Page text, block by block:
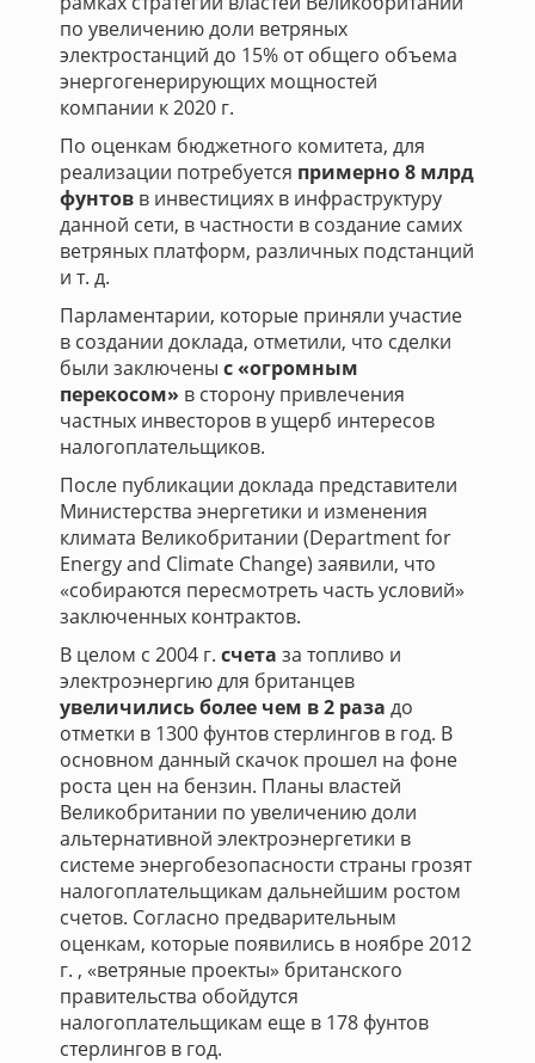
по увеличению доли ветряных
электростанций до 15% от общего объема
энергогенерирующих мощностей
компании к 2020 г.
По оценкам бюджетного комитета, для
реализации потребуется примерно 8 млрд
фунтов в инвестициях в инфраструктуру
данной сети, в частности в создание самих
ветряных платформ, различных подстанций
и т. д.
Парламентарии, которые приняли участие
в создании доклада, отметили, что сделки
были заключены с «огромным
перекосом» в сторону привлечения
частных инвесторов в ущерб интересов
налогоплательщиков.
После публикации доклада представители
Министерства энергетики и изменения
климата Великобритании (Department for
Energy and Climate Change) заявили, что
«собираются пересмотреть часть условий»
заключенных контрактов.
В целом с 2004 г. счета за топливо и
электроэнергию для британцев
увеличились более чем в 2 раза до
отметки в 1300 фунтов стерлингов в год. В
основном данный скачок прошел на фоне
роста цен на бензин. Планы властей
Великобритании по увеличению доли
альтернативной электроэнергетики в
системе энергобезопасности страны грозят
налогоплательщикам дальнейшим ростом
счетов. Согласно предварительным
оценкам, которые появились в ноябре 2012
г. , «ветряные проекты» британского
правительства обойдутся
налогоплательщикам еще в 178 фунтов
стерлингов в год.